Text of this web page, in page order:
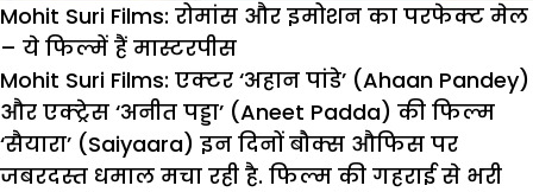
Mohit Suri Films: रोमांस और इमोशन का परफेक्ट मेल
– ये फिल्में हैं मास्टरपीस
Mohit Suri Films: एक्टर ‘अहान पांडे’ (Ahaan Pandey)
और एक्ट्रेस ‘अनीत पड्डा’ (Aneet Padda) की फिल्म
‘सैयारा’ (Saiyaara) इन दिनों बौक्स औफिस पर
जबरदस्त धमाल मचा रही है. फिल्म की गहराई से भरी